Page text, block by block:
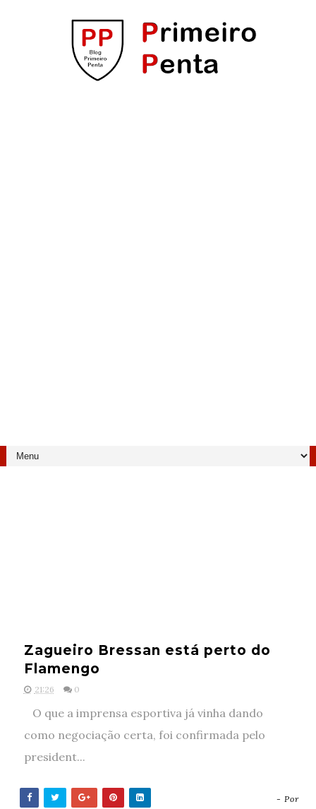
Zagueiro Bressan está perto do
Flamengo
21:26 0
O que a imprensa esportiva já vinha dando
como negociação certa, foi confirmada pelo
president...
- Por